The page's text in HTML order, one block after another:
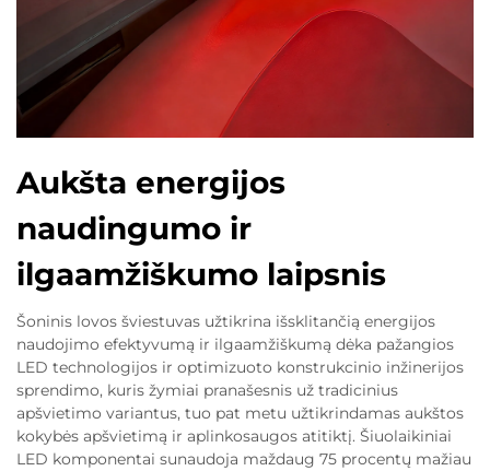
Aukšta energijos
naudingumo ir
ilgaamžiškumo laipsnis
Šoninis lovos šviestuvas užtikrina išsklitančią energijos
naudojimo efektyvumą ir ilgaamžiškumą dėka pažangios
LED technologijos ir optimizuoto konstrukcinio inžinerijos
sprendimo, kuris žymiai pranašesnis už tradicinius
apšvietimo variantus, tuo pat metu užtikrindamas aukštos
kokybės apšvietimą ir aplinkosaugos atitiktį. Šiuolaikiniai
LED komponentai sunaudoja maždaug 75 procentų mažiau